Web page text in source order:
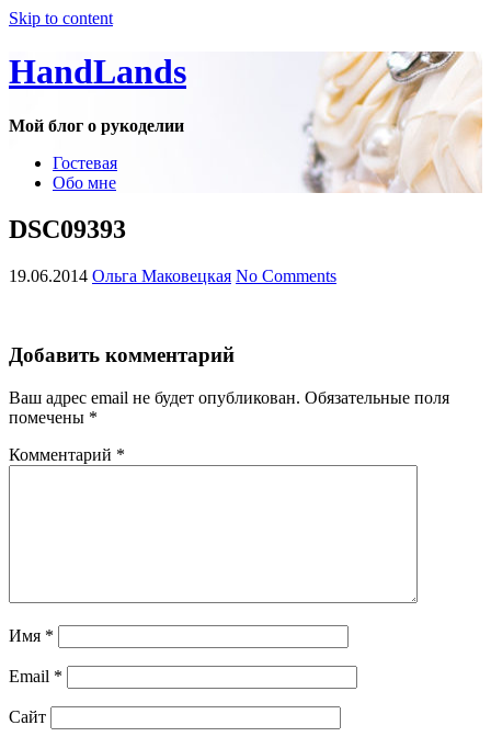
Skip to content
HandLands
Мой блог о рукоделии
Гостевая
Обо мне
DSC09393
19.06.2014 Ольга Маковецкая No Comments
Добавить комментарий
Ваш адрес email не будет опубликован. Обязательные поля
помечены *
Комментарий *
Имя *
Email *
Сайт